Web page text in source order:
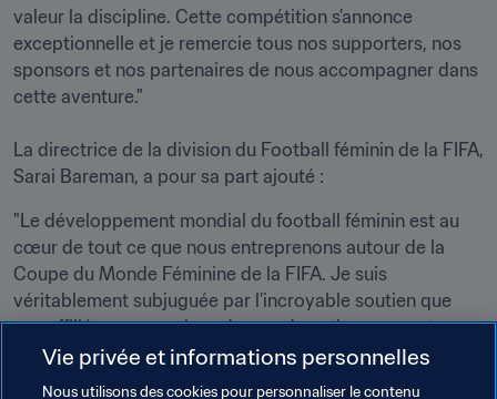
valeur la discipline. Cette compétition s’annonce
exceptionnelle et je remercie tous nos supporters, nos
sponsors et nos partenaires de nous accompagner dans
cette aventure."
La directrice de la division du Football féminin de la FIFA,
Sarai Bareman, a pour sa part ajouté :
"Le développement mondial du football féminin est au
cœur de tout ce que nous entreprenons autour de la
Coupe du Monde Féminine de la FIFA. Je suis
véritablement subjuguée par l’incroyable soutien que
nos affiliés commerciaux du monde entier nous ont
apporté dans l’optique de cette compétition.
Vie privée et informations personnelles
Nous utilisons des cookies pour personnaliser le contenu